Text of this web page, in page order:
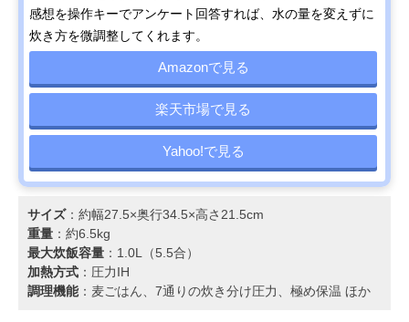
感想を操作キーでアンケート回答すれば、水の量を変えずに
炊き方を微調整してくれます。
Amazonで見る
楽天市場で見る
Yahoo!で見る
サイズ：約幅27.5×奥行34.5×高さ21.5cm
重量 ：約6.5kg
最大炊飯容量 ：1.0L（5.5合）
加熱方式 ：圧力IH
調理機能：麦ごはん、7通りの炊き分け圧力、極め保温 ほか